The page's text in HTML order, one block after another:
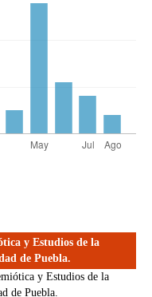
y Estudios de la
de Puebla.
y Estudios de la
de Puebla.